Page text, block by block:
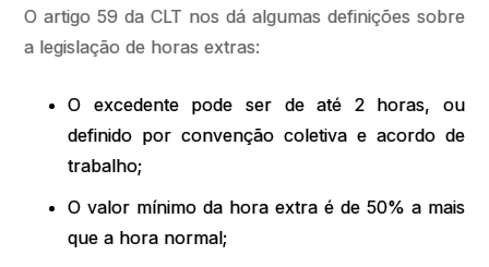
O artigo 59 da CLT nos dá algumas definições sobre
a legislação de horas extras:
O excedente pode ser de até 2 horas, ou
definido por convenção coletiva e acordo de
trabalho;
O valor mínimo da hora extra é de 50% a mais
que a hora normal;